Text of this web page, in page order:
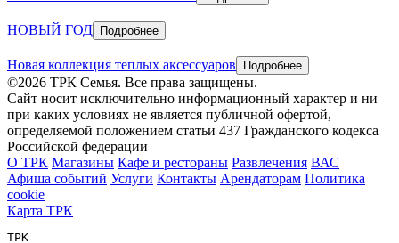
НОВЫЙ ГОД Подробнее
Новая коллекция теплых аксессуаров Подробнее
©2026 ТРК Семья. Все права защищены.
Сайт носит исключительно информационный характер и ни
при каких условиях не является публичной офертой,
определяемой положением статьи 437 Гражданского кодекса
Российской федерации
О ТРК Магазины Кафе и рестораны Развлечения ВАС
Афиша событий Услуги Контакты Арендаторам Политика
cookie
Карта ТРК
ТРК